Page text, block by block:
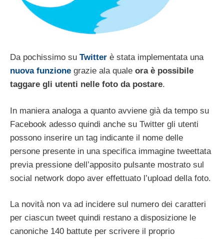
Da pochissimo su Twitter è stata implementata una
nuova funzione grazie ala quale ora è possibile
taggare gli utenti nelle foto da postare.
In maniera analoga a quanto avviene già da tempo su
Facebook adesso quindi anche su Twitter gli utenti
possono inserire un tag indicante il nome delle
persone presente in una specifica immagine tweettata
previa pressione dell’apposito pulsante mostrato sul
social network dopo aver effettuato l’upload della foto.
La novità non va ad incidere sul numero dei caratteri
per ciascun tweet quindi restano a disposizione le
canoniche 140 battute per scrivere il proprio